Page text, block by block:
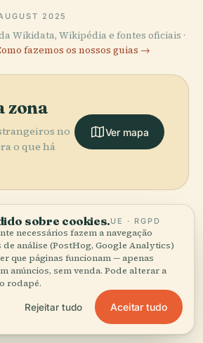
2025
Wikidata, Wikipédia e fontes oficiais ·
fazemos os nossos guias →
zona
no
o que há
Ver mapa
Chongqing.
— alguns que vale a pena
Jw Marriott
International
Finance Centre
Museu Stilwell
sobre cookies.UE · RGPD
necessários fazem a navegação
de análise (PostHog, Google Analytics)
que páginas funcionam — apenas
anúncios, sem venda. Pode alterar a
rodapé.
Rejeitar tudo Aceitar tudo